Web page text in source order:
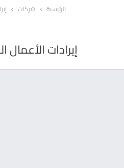
الرئيسية شركات
إيرادات الأعمال